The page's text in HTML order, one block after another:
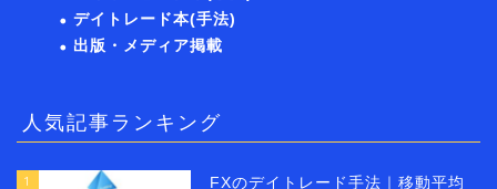
デイトレード本(手法)
出版・メディア掲載
人気記事ランキング
1
FXのデイトレード手法｜移動平均